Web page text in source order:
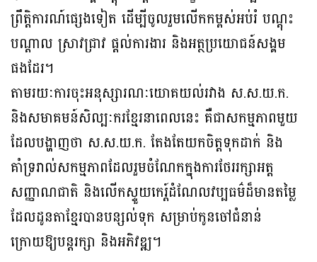
ព្រឹត្តិការណ៍ផ្សេងទៀត ដើម្បីចូលរួមលើកកម្ពស់អប់រំ បណ្តុះ
បណ្តាល ស្រាវជ្រាវ ផ្តល់ការងារ និងអត្ថប្រយោជន៍សង្គម
ផងដែរ។
តាមរយៈការចុះអនុស្សារណៈយោគយល់រវាង ស.ស.យ.ក.
និងសមាគមន៍សិល្បៈករខ្មែរនាពេលនេះ គឺជាសកម្មភាពមួយ
ដែលបង្ហាញថា ស.ស.យ.ក. តែងតែយកចិត្តទុកដាក់ និង
គាំទ្ររាល់សកម្មភាពដែលរួមចំណែកក្នុងការថែររក្សាអត្ត
សញ្ញាណជាតិ និងលើកស្ទួយកេរ្ត៍ដំណែលវប្បធម៌ដ៏មានតម្លៃ
ដែលដូនតាខ្មែរបានបន្សល់ទុក សម្រាប់កូនចៅជំនាន់
ក្រោយឱ្យបន្តរក្សា និងអភិវឌ្ឍ។